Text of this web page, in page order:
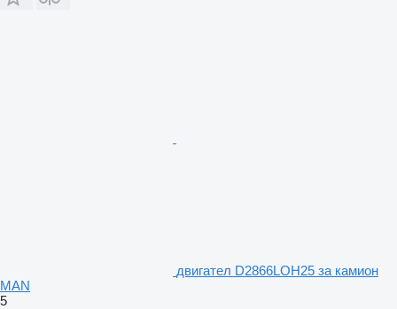
двигател D2866LOH25 за камион
MAN
5